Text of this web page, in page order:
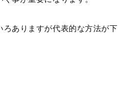
ろありますが代表的な方法が下